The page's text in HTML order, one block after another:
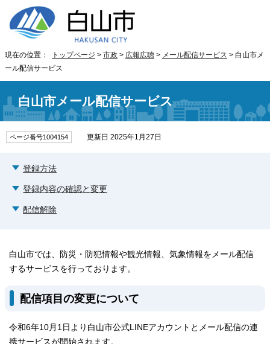
現在の位置： トップページ > 市政 > 広報広聴 > メール配信サービス > 白山市メ
ール配信サービス
白山市メール配信サービス
ページ番号1004154 更新日 2025年1月27日
登録方法
登録内容の確認と変更
配信解除
白山市では、防災・防犯情報や観光情報、気象情報をメール配信
するサービスを行っております。
配信項目の変更について
令和6年10月1日より白山市公式LINEアカウントとメール配信の連
携サービスが開始されます。